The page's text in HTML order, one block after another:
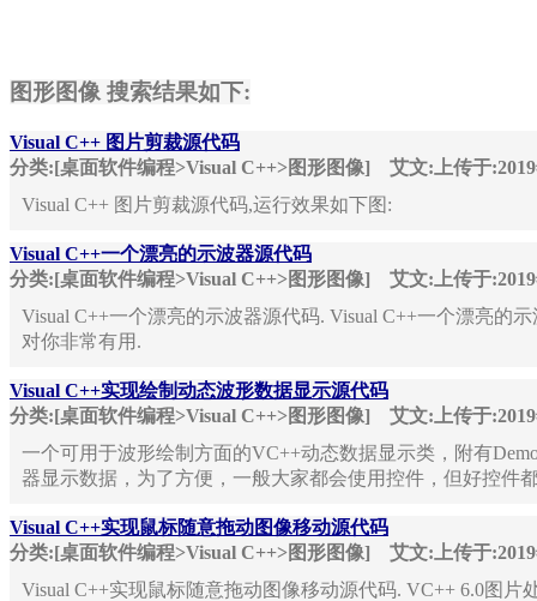
图形图像 搜索结果如下:
Visual C++ 图片剪裁源代码
分类:[桌面软件编程>Visual C++>图形图像]
艾文:上传于
Visual C++ 图片剪裁源代码,运行效果如下图:
Visual C++一个漂亮的示波器源代码
分类:[桌面软件编程>Visual C++>图形图像]
艾文:上传于
Visual C++一个漂亮的示波器源代码. Visual C++一个漂亮的
对你非常有用.
Visual C++实现绘制动态波形数据显示源代码
分类:[桌面软件编程>Visual C++>图形图像]
艾文:上传于
一个可用于波形绘制方面的VC++动态数据显示类，附有
器显示数据，为了方便，一般大家都会使用控件，但好控件
Visual C++实现鼠标随意拖动图像移动源代码
分类:[桌面软件编程>Visual C++>图形图像]
艾文:上传于
Visual C++实现鼠标随意拖动图像移动源代码. VC++ 6.0图